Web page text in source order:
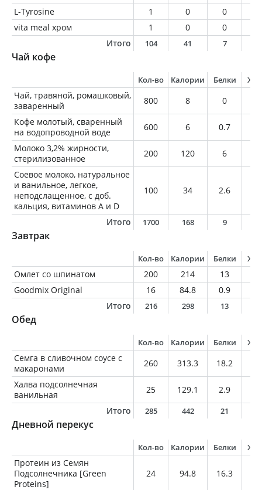
L-Tyrosine
1 0 0
vita meal хром
1 0 0
Итого
104 41 7
Чай кофе
Кол-во Калории Белки
Чай, травяной, ромашковый,
заваренный
800 8 0
Кофе молотый, сваренный
на водопроводной воде
600 6 0.7
Молоко 3,2% жирности,
стерилизованное
200 120 6
Соевое молоко, натуральное
и ванильное, легкое,
неподслащенное, с доб.
кальция, витаминов A и D
100 34 2.6
Итого 1700 168 9
Завтрак
Кол-во Калории Белки
Омлет со шпинатом 200 214 13
Goodmix Original
16 84.8 0.9
Итого
216 298 13
Обед
Кол-во Калории Белки
Семга в сливочном соусе с
макаронами
260 313.3 18.2
Халва подсолнечная
ванильная
25 129.1 2.9
Итого
285 442 21
Дневной перекус
Кол-во Калории Белки
Протеин из Семян
Подсолнечника [Green
Proteins]
24 94.8 16.3